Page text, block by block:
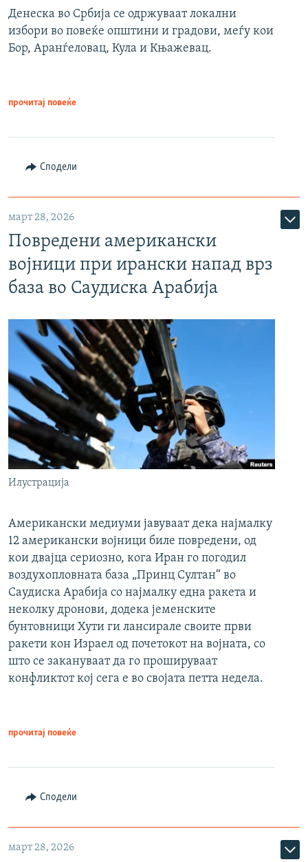
Денеска во Србија се одржуваат локални
избори во повеќе општини и градови, меѓу кои
Бор, Аранѓеловац, Кула и Књажевац.
прочитај повеќе
Сподели
март 28, 2026
Повредени американски
војници при ирански напад врз
база во Саудиска Арабија
Илустрација
Американски медиуми јавуваат дека најмалку
12 американски војници биле повредени, од
кои двајца сериозно, кога Иран го погодил
воздухопловната база „Принц Султан“ во
Саудиска Арабија со најмалку една ракета и
неколку дронови, додека јеменските
бунтовници Хути ги лансирале своите први
ракети кон Израел од почетокот на војната, со
што се закануваат да го прошируваат
конфликтот кој сега е во својата петта недела.
прочитај повеќе
Сподели
март 28, 2026